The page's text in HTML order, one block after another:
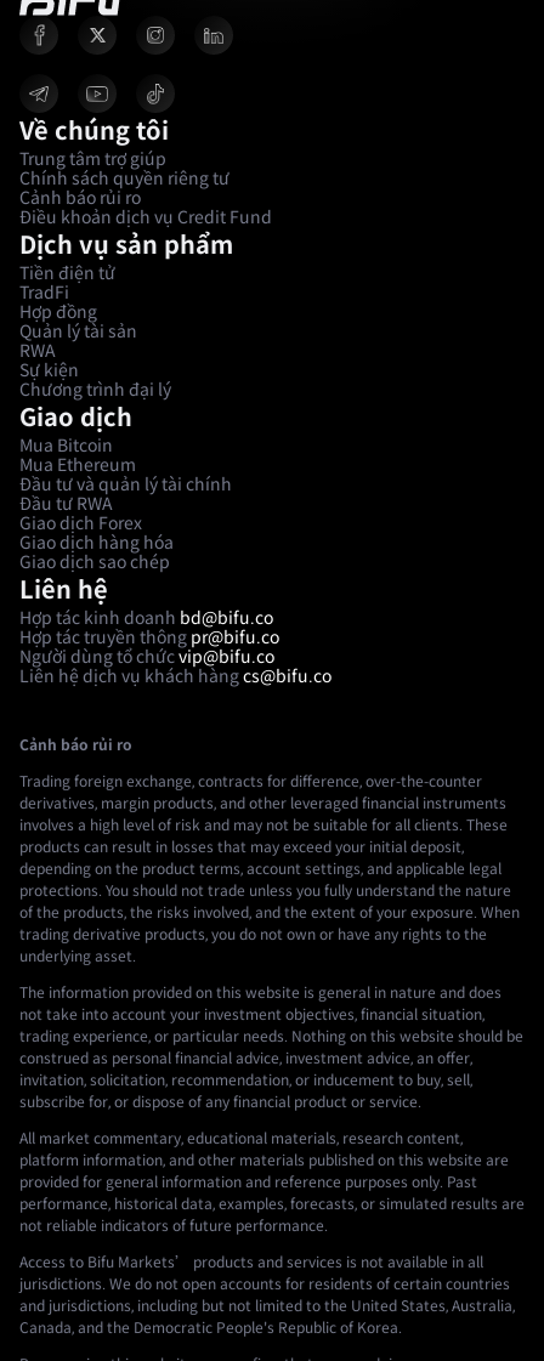
Về chúng tôi
Trung tâm trợ giúp
Chính sách quyền riêng tư
Cảnh báo rủi ro
Điều khoản dịch vụ Credit Fund
Dịch vụ sản phẩm
Tiền điện tử
TradFi
Hợp đồng
Quản lý tài sản
RWA
Sự kiện
Chương trình đại lý
Giao dịch
Mua Bitcoin
Mua Ethereum
Đầu tư và quản lý tài chính
Đầu tư RWA
Giao dịch Forex
Giao dịch hàng hóa
Giao dịch sao chép
Liên hệ
Hợp tác kinh doanh bd@bifu.co
Hợp tác truyền thông pr@bifu.co
Người dùng tổ chứcvip@bifu.co
Liên hệ dịch vụ khách hàngcs@bifu.co
Cảnh báo rủi ro
Trading foreign exchange, contracts for difference, over-the-counter
derivatives, margin products, and other leveraged financial instruments
involves a high level of risk and may not be suitable for all clients. These
products can result in losses that may exceed your initial deposit,
depending on the product terms, account settings, and applicable legal
protections. You should not trade unless you fully understand the nature
of the products, the risks involved, and the extent of your exposure. When
trading derivative products, you do not own or have any rights to the
underlying asset.
The information provided on this website is general in nature and does
not take into account your investment objectives, financial situation,
trading experience, or particular needs. Nothing on this website should be
construed as personal financial advice, investment advice, an offer,
invitation, solicitation, recommendation, or inducement to buy, sell,
subscribe for, or dispose of any financial product or service.
All market commentary, educational materials, research content,
platform information, and other materials published on this website are
provided for general information and reference purposes only. Past
performance, historical data, examples, forecasts, or simulated results are
not reliable indicators of future performance.
Access to Bifu Markets’ products and services is not available in all
jurisdictions. We do not open accounts for residents of certain countries
and jurisdictions, including but not limited to the United States, Australia,
Canada, and the Democratic People's Republic of Korea.